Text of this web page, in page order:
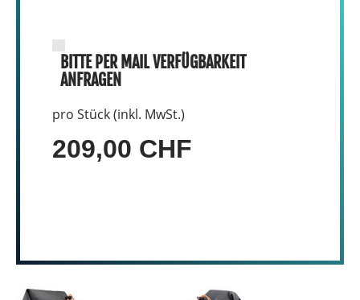
BITTE PER MAIL VERFÜGBARKEIT
ANFRAGEN
pro Stück (inkl. MwSt.)
209,00 CHF